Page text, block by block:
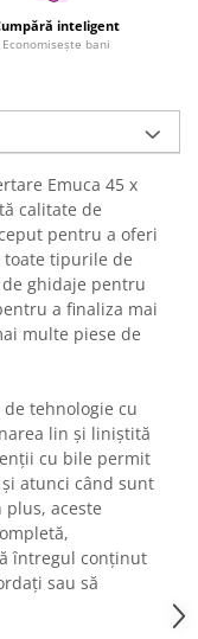
inteligent
Economisește bani
Emuca 45 x
calitate de
pentru a oferi
tipurile de
ghidaje pentru
a finaliza mai
multe piese de
tehnologie cu
lin și liniștită
cu bile permit
atunci când sunt
aceste
întregul conținut
sau să